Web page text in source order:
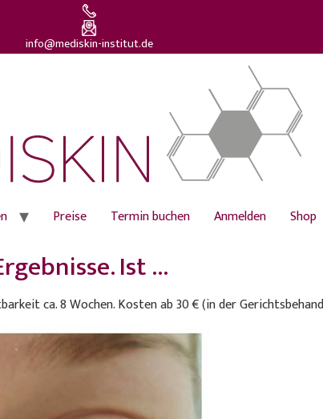
info@mediskin-institut.de
Preise Termin buchen Anmelden Shop
Ist …
ca. 8 Wochen. Kosten ab 30 € (in der